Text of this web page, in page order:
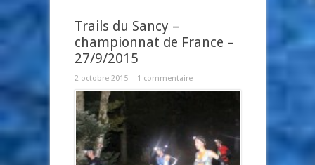
Trails du Sancy –
championnat de France –
27/9/2015
2 octobre 2015 1 commentaire